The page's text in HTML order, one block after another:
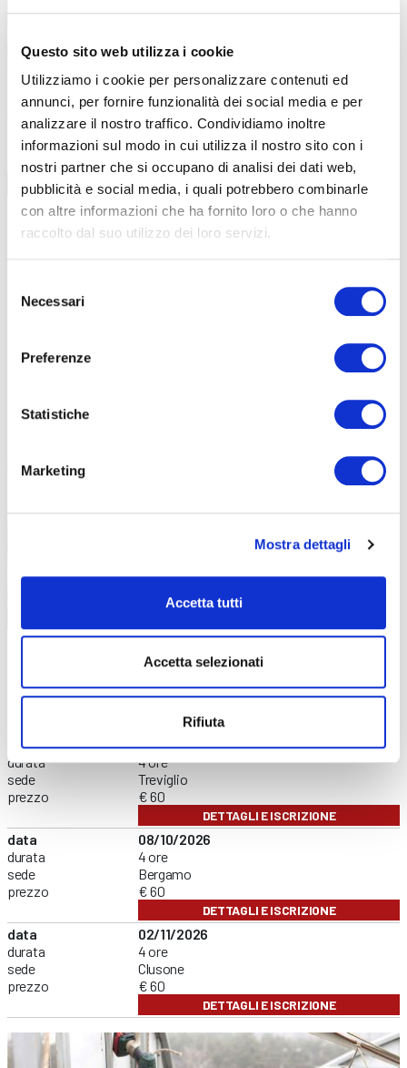
Questo sito web utilizza i cookie
Utilizziamo i cookie per personalizzare contenuti ed
annunci, per fornire funzionalità dei social media e per
analizzare il nostro traffico. Condividiamo inoltre
informazioni sul modo in cui utilizza il nostro sito con i
nostri partner che si occupano di analisi dei dati web,
pubblicità e social media, i quali potrebbero combinarle
con altre informazioni che ha fornito loro o che hanno
raccolto dal suo utilizzo dei loro servizi.
delNecessari
Preferenze
Statistiche
Marketing
Mostra dettagli
Accetta tutti
Accetta selezionati
Rifiuta
AGGIORNAMENTO
CONTENUTI CORSO
data
durata
08/09/2026
6 ore
data
prezzo
sede
prezzo
4 ore
Online
€ 60
DETTAGLI E ISCRIZIONE
data
durata
sede
prezzo
21/09/2026
4 ore
Treviglio
€ 60
DETTAGLI E ISCRIZIONE
data
durata
sede
prezzo
08/10/2026
4 ore
Bergamo
€ 60
DETTAGLI E ISCRIZIONE
data
durata
sede
prezzo
02/11/2026
4 ore
Clusone
€ 60
DETTAGLI E ISCRIZIONE